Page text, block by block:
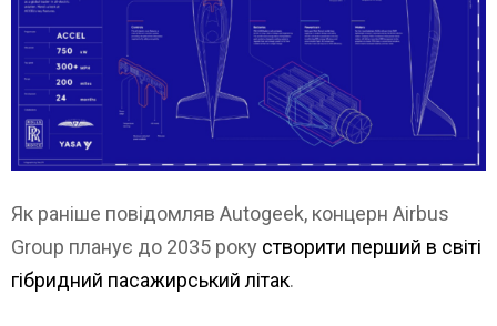
Як раніше повідомляв Autogeek, концерн Airbus
Group планує до 2035 року створити перший в світі
гібридний пасажирський літак.